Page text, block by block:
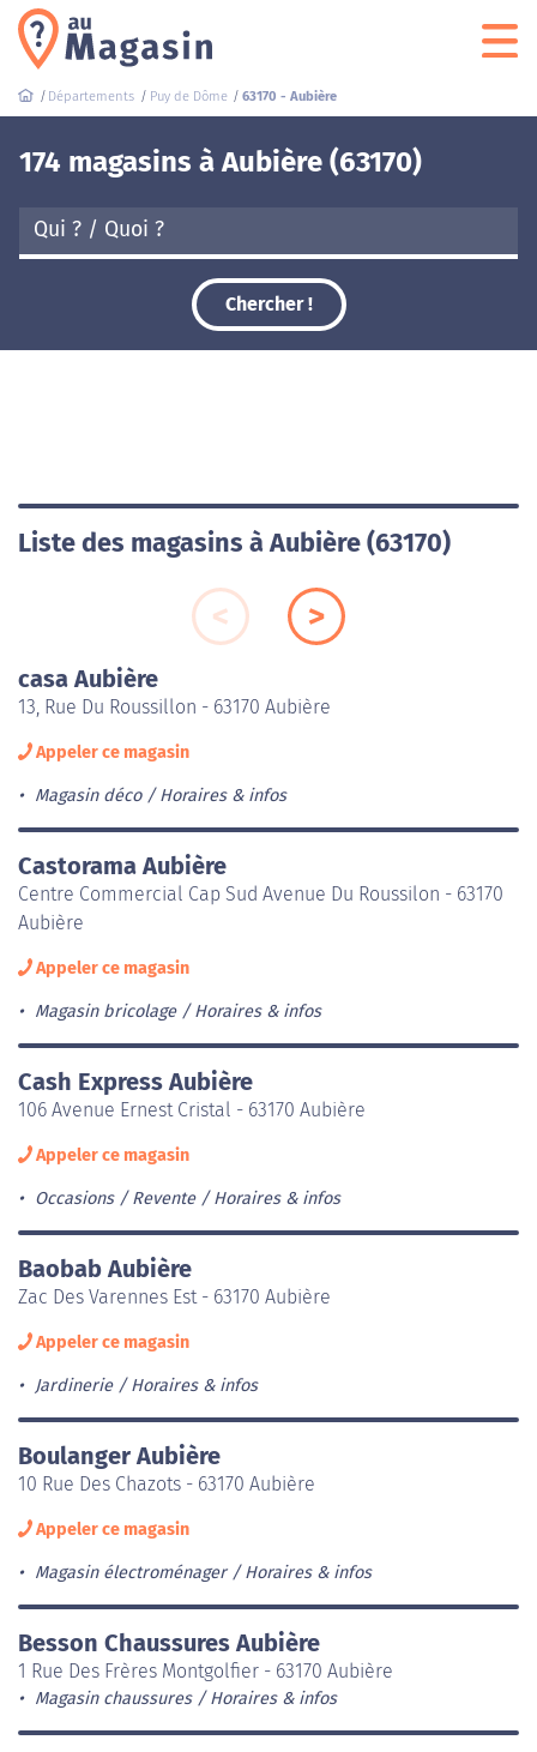
Départements Puy de Dôme 63170 - Aubière
174 magasins à Aubière (63170)
Chercher !
Liste des magasins à Aubière (63170)
casa Aubière
13, Rue Du Roussillon - 63170 Aubière
Appeler ce magasin
Magasin déco Horaires & infos
Castorama Aubière
Centre Commercial Cap Sud Avenue Du Roussilon - 63170
Aubière
Appeler ce magasin
Magasin bricolage Horaires & infos
Cash Express Aubière
106 Avenue Ernest Cristal - 63170 Aubière
Appeler ce magasin
Occasions / Revente Horaires & infos
Baobab Aubière
Zac Des Varennes Est - 63170 Aubière
Appeler ce magasin
Jardinerie Horaires & infos
Boulanger Aubière
10 Rue Des Chazots - 63170 Aubière
Appeler ce magasin
Magasin électroménager Horaires & infos
Besson Chaussures Aubière
1 Rue Des Frères Montgolfier - 63170 Aubière
Magasin chaussures Horaires & infos